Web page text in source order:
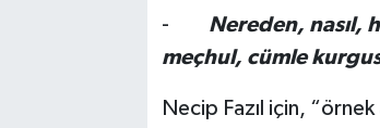
- Nereden, nasıl,
meçhul, cümle
Necip Fazıl için,